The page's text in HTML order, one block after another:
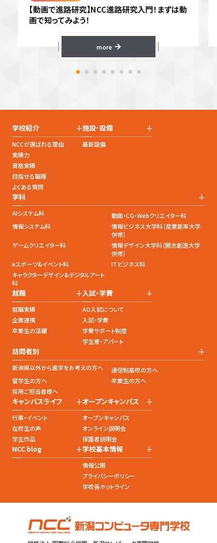
【動画で進路研究】NCC進路研究入門！まずは動
画で知ってみよう！
more
学校紹介 +
NCCが選ばれる理由
実績力
資格実績
目指せる職種
よくある質問
施設・設備 +
最新設備
学科 +
AIシステム科
動画・CG・Webクリエイター科
情報システム科
情報ビジネス大学科［産業能率大学
併修］
ゲームクリエイター科
情報デザイン大学科［開志創造大学
併修］
eスポーツ&イベント科
ITビジネス科
キャラクターデザイン&デジタルアート
科
就職 +
就職実績
企業連携
卒業生の活躍
入試・学費 +
AO入試について
入試・学費
学費サポート制度
学生寮・アパート
訪問者別 +
新潟県以外から進学をお考えの方へ
通信制高校の方へ
留学生の方へ
卒業生の方へ
採用ご担当者様へ
キャンパスライフ +
行事・イベント
在校生の声
学生作品
オープンキャンパス +
オープンキャンパス
オンライン説明会
保護者説明会
NCC blog +学校基本情報 +
情報公開
プライバシーポリシー
学校長ホットライン